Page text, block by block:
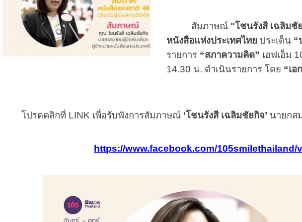
สัมภาษณ์ "โชนรังสี เฉลิมชั
หนังสือแห่งประเทศไทย ประเด็น “
รายการ “สภาความคิด” เอฟเอ็ม
14.30 น. ดำเนินรายการ โดย “เอ
โปรดคลิกที่ LINK เพื่อรับฟังการสัมภาษณ์ ‘โชนรังสี เฉลิมชัยกิจ’ นายกส
https://www.facebook.com/105smilethailand/